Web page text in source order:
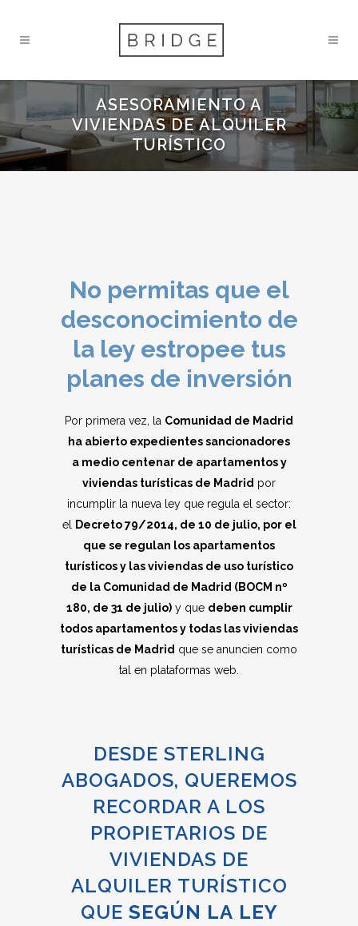
ASESORAMIENTO A
VIVIENDAS DE ALQUILER
TURÍSTICO
No permitas que el
desconocimiento de
la ley estropee tus
planes de inversión
Por primera vez, la Comunidad de Madrid
ha abierto expedientes sancionadores
a medio centenar de apartamentos y
viviendas turísticas de Madrid por
incumplir la nueva ley que regula el sector:
el Decreto 79/2014, de 10 de julio, por el
que se regulan los apartamentos
turísticos y las viviendas de uso turístico
de la Comunidad de Madrid (BOCM nº
180, de 31 de julio)y que deben cumplir
todos apartamentos y todas las viviendas
turísticas de Madrid que se anuncien como
tal en plataformas web.
DESDE STERLING
ABOGADOS, QUEREMOS
RECORDAR A LOS
PROPIETARIOS DE
VIVIENDAS DE
ALQUILER TURÍSTICO
QUE SEGÚN LA LEY